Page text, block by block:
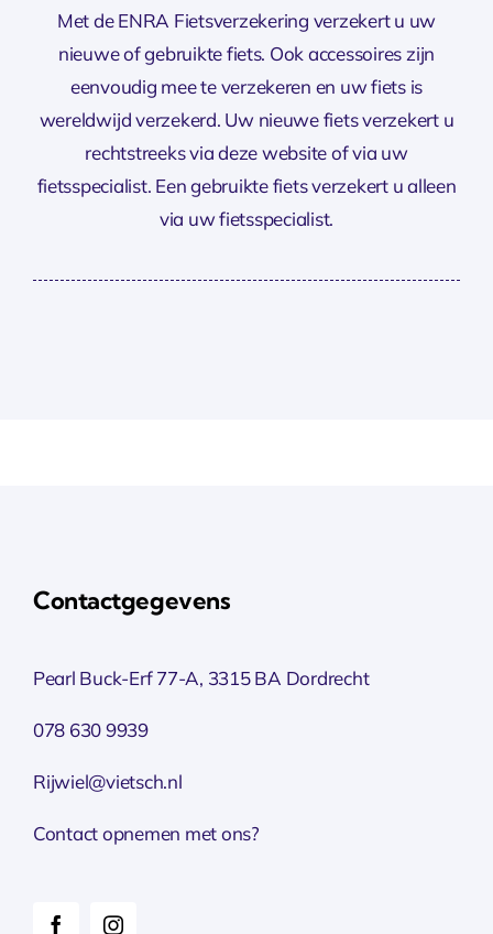
Met de ENRA Fietsverzekering verzekert u uw
nieuwe of gebruikte fiets. Ook accessoires zijn
eenvoudig mee te verzekeren en uw fiets is
wereldwijd verzekerd. Uw nieuwe fiets verzekert u
rechtstreeks via deze website of via uw
fietsspecialist. Een gebruikte fiets verzekert u alleen
via uw fietsspecialist.
Contactgegevens
Pearl Buck-Erf 77-A, 3315 BA Dordrecht
078 630 9939
Rijwiel@vietsch.nl
Contact opnemen met ons?